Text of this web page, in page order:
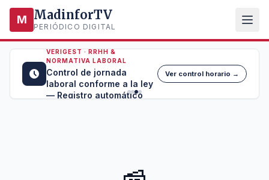
M MadinforTV
PERIÓDICO DIGITAL
VERIGEST · RRHH &
NORMATIVA LABORAL
Control de jornada
laboral conforme a la ley
— Registro automático
Ver control horario →